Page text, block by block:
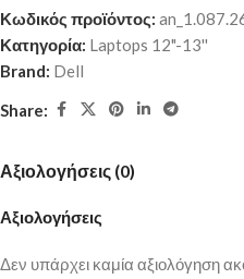
Κωδικός προϊόντος:
Κατηγορία: Laptops 12"-13''
Brand: Dell
Share:
Αξιολογήσεις (0)
Αξιολογήσεις
Δεν υπάρχει καμία αξιολόγηση